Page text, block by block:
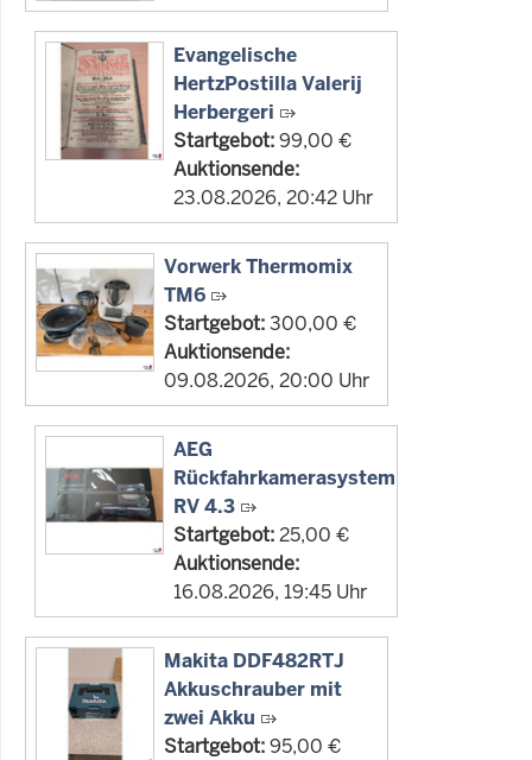
Evangelische
HertzPostilla Valerij
Herbergeri
Startgebot:99,00 €
Auktionsende:
23.08.2026, 20:42 Uhr
Vorwerk Thermomix
TM6
Startgebot:300,00 €
Auktionsende:
09.08.2026, 20:00 Uhr
AEG
Rückfahrkamerasystem
RV 4.3
Startgebot:25,00 €
Auktionsende:
16.08.2026, 19:45 Uhr
Makita DDF482RTJ
Akkuschrauber mit
zwei Akku
Startgebot:95,00 €